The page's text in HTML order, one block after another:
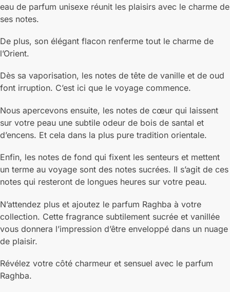
eau de parfum unisexe réunit les plaisirs avec le charme de
ses notes.
De plus, son élégant flacon renferme tout le charme de
l’Orient.
Dès sa vaporisation, les notes de tête de vanille et de oud
font irruption. C’est ici que le voyage commence.
Nous apercevons ensuite, les notes de cœur qui laissent
sur votre peau une subtile odeur de bois de santal et
d’encens. Et cela dans la plus pure tradition orientale.
Enfin, les notes de fond qui fixent les senteurs et mettent
un terme au voyage sont des notes sucrées. Il s’agit de ces
notes qui resteront de longues heures sur votre peau.
N’attendez plus et ajoutez le parfum Raghba à votre
collection. Cette fragrance subtilement sucrée et vanillée
vous donnera l’impression d’être enveloppé dans un nuage
de plaisir.
Révélez votre côté charmeur et sensuel avec le parfum
Raghba.